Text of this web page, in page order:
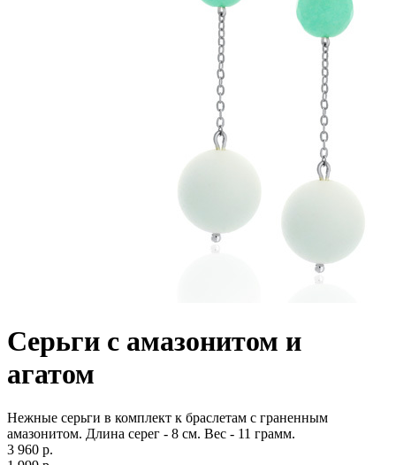
Серьги с амазонитом и
агатом
Нежные серьги в комплект к браслетам с граненным
амазонитом. Длина серег - 8 см. Вес - 11 грамм.
3 960 р.